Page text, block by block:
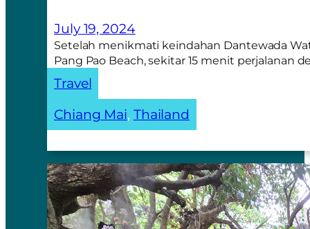
July 19, 2024
Setelah menikmati keindahan Dantewada
Pang Pao Beach, sekitar 15 menit perjalanan
Travel
Chiang Mai, Thailand